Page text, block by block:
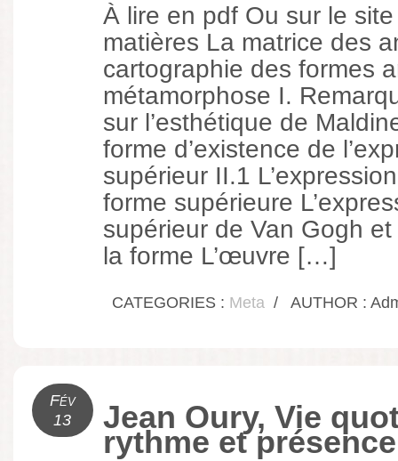
À lire en pdf Ou sur le
matières La matrice des
cartographie des formes
métamorphose I.
sur l’esthétique de
forme d’existence de
supérieur II.1
forme supérieure
supérieur de Van Gogh
la forme L’œuvre […]
CATEGORIES : Meta / AUTHOR :
Fév
13
Jean Oury, Vie
rythme et